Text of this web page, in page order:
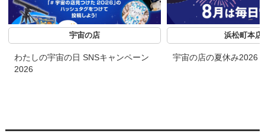
宇宙の店
わたしの宇宙の日 SNSキャンペーン
2026
浜松町本店
宇宙の店の夏休み2026